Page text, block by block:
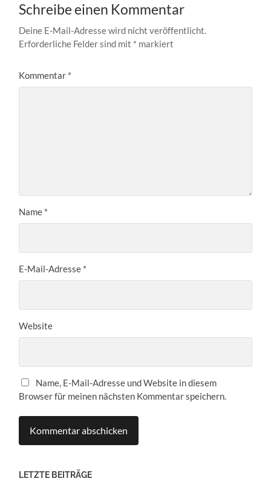
Schreibe einen Kommentar
Deine E-Mail-Adresse wird nicht veröffentlicht.
Erforderliche Felder sind mit * markiert
Kommentar *
Name *
E-Mail-Adresse *
Website
Name, E-Mail-Adresse und Website in diesem
Browser für meinen nächsten Kommentar speichern.
LETZTE BEITRÄGE